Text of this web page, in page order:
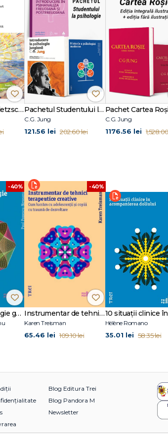
Zarathustra lui Nietzsche Pachetul Studentului la psihologie
C.G. Jung
121.56 lei 202.60 lei
C.G. Jung
1176.56 lei
-40%
Tratat de psihologie generală
-40%
Instrumentar de tehnici terapeutice creative
Karen Treisman
65.46 lei 109.10 lei
Hélène Romano
35.01 lei 58.35 lei
Blog Editura Trei
Blog Pandora M
Newsletter